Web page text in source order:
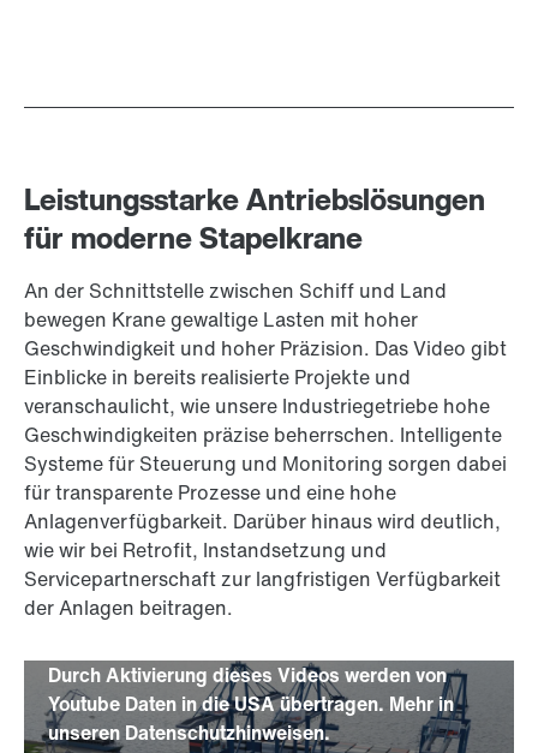
Durch Aktivierung dieses Videos werden von
Youtube Daten in die USA übertragen. Mehr in
unseren Datenschutzhinweisen.
Leistungsstarke Antriebslösungen
für moderne Stapelkrane
An der Schnittstelle zwischen Schiff und Land
bewegen Krane gewaltige Lasten mit hoher
Geschwindigkeit und hoher Präzision. Das Video gibt
Einblicke in bereits realisierte Projekte und
veranschaulicht, wie unsere Industriegetriebe hohe
Geschwindigkeiten präzise beherrschen. Intelligente
Systeme für Steuerung und Monitoring sorgen dabei
für transparente Prozesse und eine hohe
Anlagenverfügbarkeit. Darüber hinaus wird deutlich,
wie wir bei Retrofit, Instandsetzung und
Servicepartnerschaft zur langfristigen Verfügbarkeit
der Anlagen beitragen.